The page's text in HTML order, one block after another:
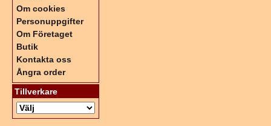
Om cookies
Personuppgifter
Om Företaget
Butik
Kontakta oss
Ångra order
Tillverkare